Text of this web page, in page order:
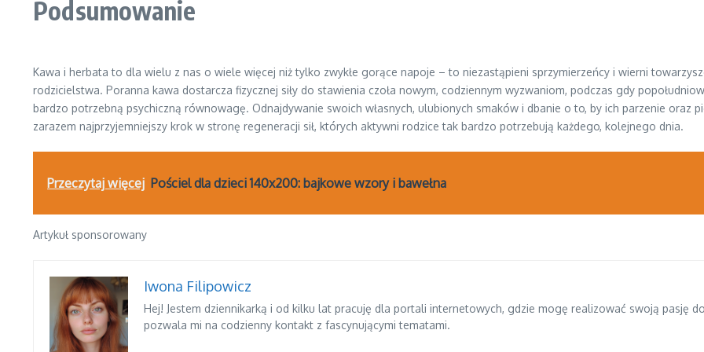
Podsumowanie
Kawa i herbata to dla wielu z nas o wiele więcej niż tylko zwykłe gorące napoje – to niezastąpieni sprzymierzeńcy i wierni
rodzicielstwa. Poranna kawa dostarcza fizycznej siły do stawienia czoła nowym, codziennym wyzwaniom, podczas gdy
bardzo potrzebną psychiczną równowagę. Odnajdywanie swoich własnych, ulubionych smaków i dbanie o to, by ich parzenie oraz
zarazem najprzyjemniejszy krok w stronę regeneracji sił, których aktywni rodzice tak bardzo potrzebują każdego, kolejnego dnia.
Przeczytaj więcej Pościel dla dzieci 140x200: bajkowe wzory i bawełna
Artykuł sponsorowany
Iwona Filipowicz
Hej! Jestem dziennikarką i od kilku lat pracuję dla portali internetowych, gdzie mogę realizować swoją pasję
pozwala mi na codzienny kontakt z fascynującymi tematami.